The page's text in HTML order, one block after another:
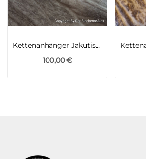
Kettenanhänger Jakutisches Mammutelfenbein
100,00 €